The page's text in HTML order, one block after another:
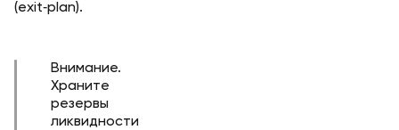
(exit‑plan).
Внимание.
Храните
резервы
ликвидности